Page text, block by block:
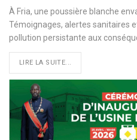
À Fria, une poussière blanche
Témoignages, alertes sanitaires
pollution persistante aux
LIRE LA SUITE...